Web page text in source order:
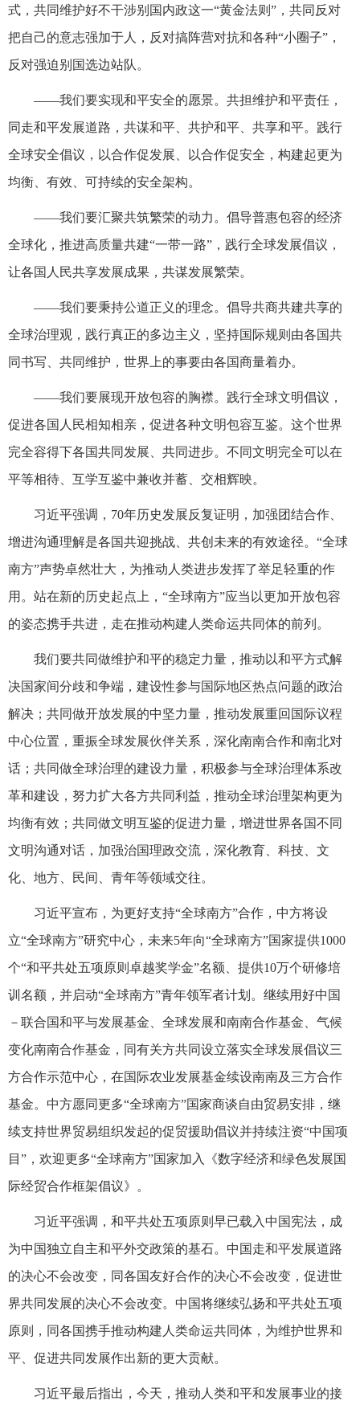
式，共同维护好不干涉别国内政这一“黄金法则”，共同反对
把自己的意志强加于人，反对搞阵营对抗和各种“小圈子”，
反对强迫别国选边站队。
——我们要实现和平安全的愿景。共担维护和平责任，
同走和平发展道路，共谋和平、共护和平、共享和平。践行
全球安全倡议，以合作促发展、以合作促安全，构建起更为
均衡、有效、可持续的安全架构。
——我们要汇聚共筑繁荣的动力。倡导普惠包容的经济
全球化，推进高质量共建“一带一路”，践行全球发展倡议，
让各国人民共享发展成果，共谋发展繁荣。
——我们要秉持公道正义的理念。倡导共商共建共享的
全球治理观，践行真正的多边主义，坚持国际规则由各国共
同书写、共同维护，世界上的事要由各国商量着办。
——我们要展现开放包容的胸襟。践行全球文明倡议，
促进各国人民相知相亲，促进各种文明包容互鉴。这个世界
完全容得下各国共同发展、共同进步。不同文明完全可以在
平等相待、互学互鉴中兼收并蓄、交相辉映。
习近平强调，70年历史发展反复证明，加强团结合作、
增进沟通理解是各国共迎挑战、共创未来的有效途径。“全球
南方”声势卓然壮大，为推动人类进步发挥了举足轻重的作
用。站在新的历史起点上，“全球南方”应当以更加开放包容
的姿态携手共进，走在推动构建人类命运共同体的前列。
我们要共同做维护和平的稳定力量，推动以和平方式解
决国家间分歧和争端，建设性参与国际地区热点问题的政治
解决；共同做开放发展的中坚力量，推动发展重回国际议程
中心位置，重振全球发展伙伴关系，深化南南合作和南北对
话；共同做全球治理的建设力量，积极参与全球治理体系改
革和建设，努力扩大各方共同利益，推动全球治理架构更为
均衡有效；共同做文明互鉴的促进力量，增进世界各国不同
文明沟通对话，加强治国理政交流，深化教育、科技、文
化、地方、民间、青年等领域交往。
习近平宣布，为更好支持“全球南方”合作，中方将设
立“全球南方”研究中心，未来5年向“全球南方”国家提供1000
个“和平共处五项原则卓越奖学金”名额、提供10万个研修培
训名额，并启动“全球南方”青年领军者计划。继续用好中国
－联合国和平与发展基金、全球发展和南南合作基金、气候
变化南南合作基金，同有关方共同设立落实全球发展倡议三
方合作示范中心，在国际农业发展基金续设南南及三方合作
基金。中方愿同更多“全球南方”国家商谈自由贸易安排，继
续支持世界贸易组织发起的促贸援助倡议并持续注资“中国项
目”，欢迎更多“全球南方”国家加入《数字经济和绿色发展国
际经贸合作框架倡议》。
习近平强调，和平共处五项原则早已载入中国宪法，成
为中国独立自主和平外交政策的基石。中国走和平发展道路
的决心不会改变，同各国友好合作的决心不会改变，促进世
界共同发展的决心不会改变。中国将继续弘扬和平共处五项
原则，同各国携手推动构建人类命运共同体，为维护世界和
平、促进共同发展作出新的更大贡献。
习近平最后指出，今天，推动人类和平和发展事业的接